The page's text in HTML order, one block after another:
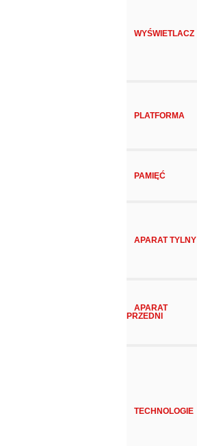
WYŚWIETLACZ
PLATFORMA
PAMIĘĆ
APARAT TYLNY
APARAT
PRZEDNI
TECHNOLOGIE